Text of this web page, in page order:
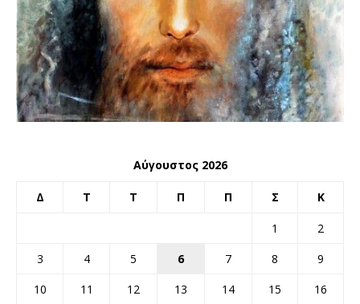
Αύγουστος 2026
Δ Τ Τ Π Π Σ Κ
1
2
3
4 5 6 7 8
9
10
11 12 13 14 15
16